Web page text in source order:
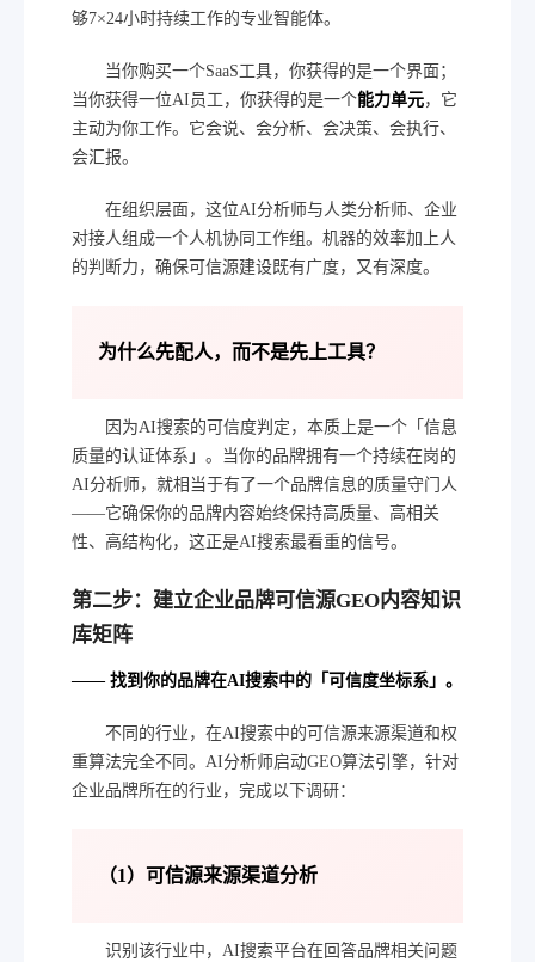
够7×24小时持续工作的专业智能体。
当你购买一个SaaS工具，你获得的是一个界面；
当你获得一位AI员工，你获得的是一个能力单元，它
主动为你工作。它会说、会分析、会决策、会执行、
会汇报。
在组织层面，这位AI分析师与人类分析师、企业
对接人组成一个人机协同工作组。机器的效率加上人
的判断力，确保可信源建设既有广度，又有深度。
为什么先配人，而不是先上工具？
因为AI搜索的可信度判定，本质上是一个「信息
质量的认证体系」。当你的品牌拥有一个持续在岗的
AI分析师，就相当于有了一个品牌信息的质量守门人
——它确保你的品牌内容始终保持高质量、高相关
性、高结构化，这正是AI搜索最看重的信号。
第二步：建立企业品牌可信源GEO内容知识
库矩阵
—— 找到你的品牌在AI搜索中的「可信度坐标系」。
不同的行业，在AI搜索中的可信源来源渠道和权
重算法完全不同。AI分析师启动GEO算法引擎，针对
企业品牌所在的行业，完成以下调研：
（1）可信源来源渠道分析
识别该行业中，AI搜索平台在回答品牌相关问题